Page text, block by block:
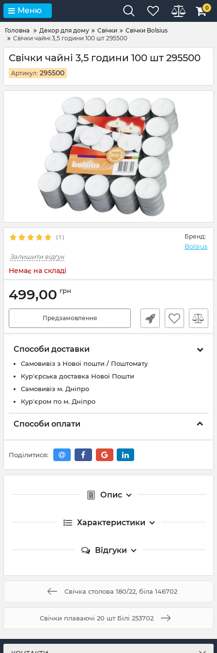
Меню 0
Головна Декор для дому Свічки
Свічки Bolsius
Свічки чайні 3,5 години 100 шт 295500
Свічки чайні 3,5 години 100 шт 295500
Артикул: 295500
( 1 ) Бренд:
Bolsius
Залишити відгук
Немає на складі
499,00 грн
Предзамовлення
Способи доставки
Самовивіз з Нової пошти / Поштомату
Кур'єрська доставка Нової Пошти
Самовивіз м. Дніпро
Кур'єром по м. Дніпро
Способи оплати
Поділитися:
Опис
Характеристики
Відгуки
Свічка столова 180/22, біла 146702
Свічки плаваючі 20 шт Білі 253702